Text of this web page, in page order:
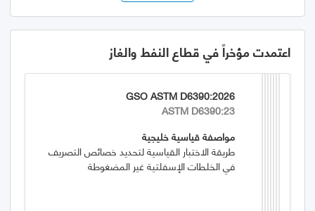
اعتمدت مؤخراً في قطاع النفط والغاز
GSO ASTM D6390:2026
ASTM D6390:23
مواصفة قياسية خليجية
طريقة الاختبار القياسية لتحديد خصائص التصريف
في الخلطات الإسفلتية غير المضغوطة